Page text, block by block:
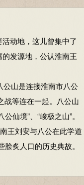
迁策划，让他假装不
刘迁始终不亲近她。
国权，侵夺百姓田地
来较量。雷被一让再
上是想借此离开淮南
河南郡查究。河南郡要
有诏就淮南审讯刘
敬”之罪。刘安向淮南
也说："豆腐之法，
动地，这儿曾集中了
发源地，公认淮南王
山是连接淮南市八公
战等连在一起。八公山
仙境”、“峻极之山”。
王刘安与八公在此学道
炙人口的历史典故。